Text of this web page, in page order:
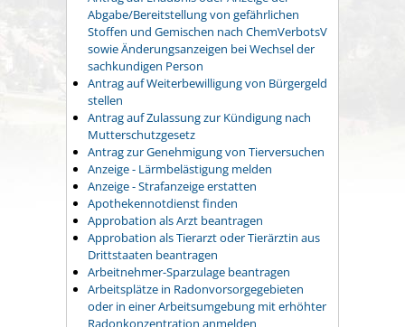
Abgabe/Bereitstellung von gefährlichen
Stoffen und Gemischen nach ChemVerbotsV
sowie Änderungsanzeigen bei Wechsel der
sachkundigen Person
Antrag auf Weiterbewilligung von Bürgergeld
stellen
Antrag auf Zulassung zur Kündigung nach
Mutterschutzgesetz
Antrag zur Genehmigung von Tierversuchen
Anzeige - Lärmbelästigung melden
Anzeige - Strafanzeige erstatten
Apothekennotdienst finden
Approbation als Arzt beantragen
Approbation als Tierarzt oder Tierärztin aus
Drittstaaten beantragen
Arbeitnehmer-Sparzulage beantragen
Arbeitsplätze in Radonvorsorgegebieten
oder in einer Arbeitsumgebung mit erhöhter
Radonkonzentration anmelden